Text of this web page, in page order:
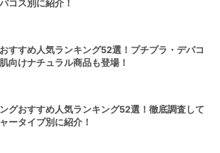
コス別に紹介！
すすめ人気ランキング52選！プチプラ・デパコ
向けナチュラル商品も登場！
グおすすめ人気ランキング52選！徹底調査して
ータイプ別に紹介！